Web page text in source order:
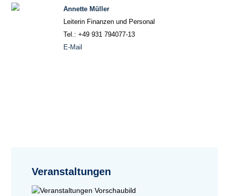
Annette Müller
Leiterin Finanzen und Personal
Tel.: +49 931 794077-13
E-Mail
Veranstaltungen